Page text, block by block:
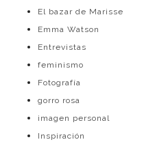
El bazar de Marisse
Emma Watson
Entrevistas
feminismo
Fotografía
gorro rosa
imagen personal
Inspiración